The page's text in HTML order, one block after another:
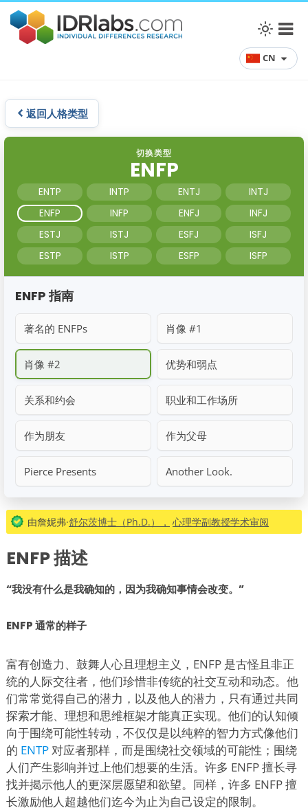
CN
返回人格类型
切换类型
ENFP
ENTP INTP ENTJ
INTJ
ENFP
INFP ENFJ
INFJ
ESTJ
ISTJ ESFJ
ISFJ
ESTP
ISTP ESFP ISFP
ENFP 指南
著名的 ENFPs 肖像 #1
肖像 #2 优势和弱点
关系和约会 职业和工作场所
作为朋友 作为父母
Pierce Presents Another Look.
由詹妮弗·舒尔茨博士（Ph.D.）， 心理学副教授学术审阅
ENFP 描述
“我没有什么是我确知的，因为我确知事情会改变。”
ENFP 通常的样子
富有创造力、鼓舞人心且理想主义，ENFP 是古怪且非正
统的人际交往者，他们珍惜非传统的社交互动和动态。他
们常常觉得自己的潜力，以及他人的潜力，只有通过共同
探索才能、理想和思维框架才能真正实现。他们的认知倾
向于围绕可能性转动，不仅仅是以纯粹的智力方式像他们
的 ENTP对应者那样，而是围绕社交领域的可能性；围绕
人们产生影响并过上他们想要的生活。许多 ENFP 擅长寻
找并揭示他人的更深层愿望和欲望。同样，许多 ENFP 擅
长激励他人超越他们迄今为止为自己设定的限制。